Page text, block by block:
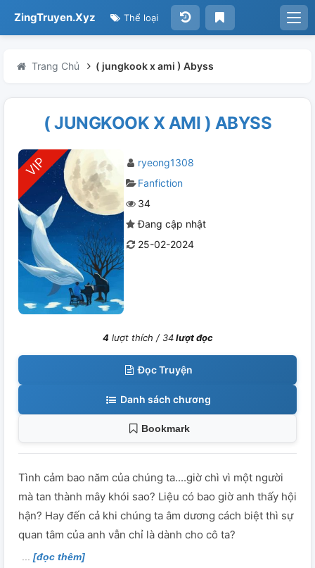
ZingTruyen.Xyz Thể loại
Trang Chủ ( jungkook x ami ) Abyss
( JUNGKOOK X AMI ) ABYSS
ryeong1308
Fanfiction
34
Đang cập nhật
25-02-2024
4 lượt thích /34lượt đọc
Đọc Truyện
Danh sách chương
Bookmark
Tình cảm bao năm của chúng ta....giờ chì vì một người
mà tan thành mây khói sao? Liệu có bao giờ anh thấy hội
hận? Hay đến cả khi chúng ta âm dương cách biệt thì sự
quan tâm của anh vẫn chỉ là dành cho cô ta?
[đọc thêm]